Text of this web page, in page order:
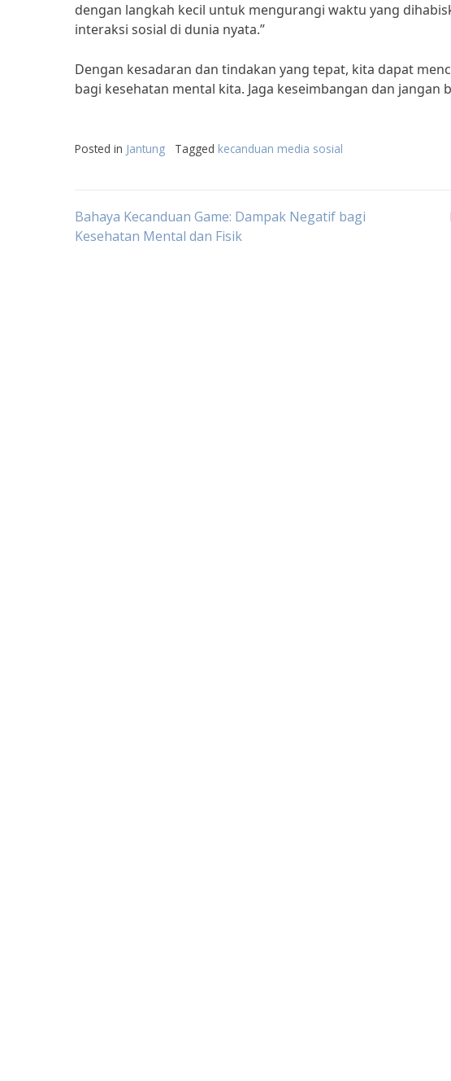
dengan langkah kecil untuk mengurangi waktu yang
interaksi sosial di dunia nyata.”
Dengan kesadaran dan tindakan yang tepat, kita dapat
bagi kesehatan mental kita. Jaga keseimbangan dan
Posted in Jantung Tagged kecanduan media sosial
Post
Bahaya Kecanduan Game: Dampak Negatif bagi
Kesehatan Mental dan Fisik